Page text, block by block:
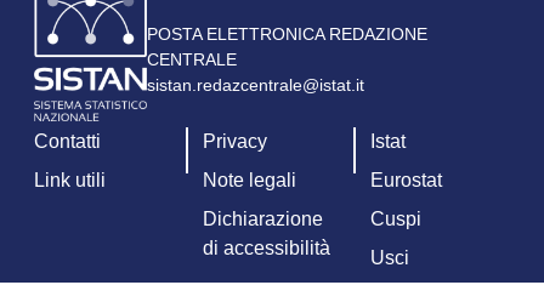
POSTA ELETTRONICA REDAZIONE
CENTRALE
sistan.redazcentrale@istat.it
Contatti
Link utili
Privacy
Note legali
Dichiarazione
di accessibilità
Istat
Eurostat
Cuspi
Usci